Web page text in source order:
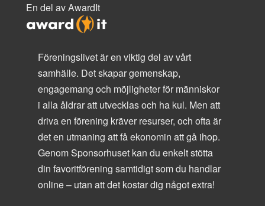
En del av AwardIt
Föreningslivet är en viktig del av vårt
samhälle. Det skapar gemenskap,
engagemang och möjligheter för människor
i alla åldrar att utvecklas och ha kul. Men att
driva en förening kräver resurser, och ofta är
det en utmaning att få ekonomin att gå ihop.
Genom Sponsorhuset kan du enkelt stötta
din favoritförening samtidigt som du handlar
online – utan att det kostar dig något extra!